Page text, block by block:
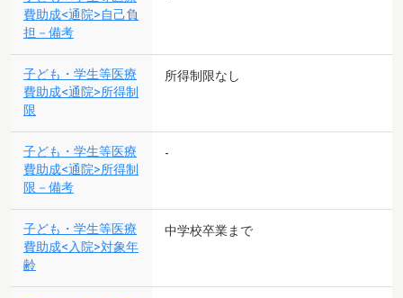
費助成<通院>自己負
担－備考
子ども・学生等医療
費助成<通院>所得制
限
所得制限なし
子ども・学生等医療
費助成<通院>所得制
限－備考
-
子ども・学生等医療
費助成<入院>対象年
齢
中学校卒業まで